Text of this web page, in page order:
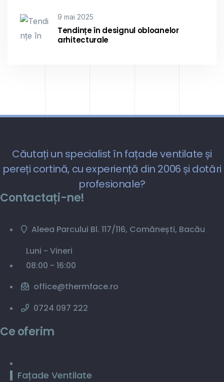
9 mai 2025
Tendințe în designul obloanelor
arhitecturale
Căutați un specialist în fațade ventilate și
pereți cortină, cu experiență din 2006 și dotări
profesionale?
Contactați-ne!
Aleea Parcului Bl. 117/116, Comănești, Bacău
Luni - Vineri
08:00 - 16:00
office@thermface.ro
0724 097 222
Ce oferim
Fațade Ventilate